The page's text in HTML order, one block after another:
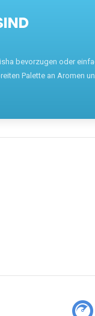
bevorzugen oder
Palette an Aromen